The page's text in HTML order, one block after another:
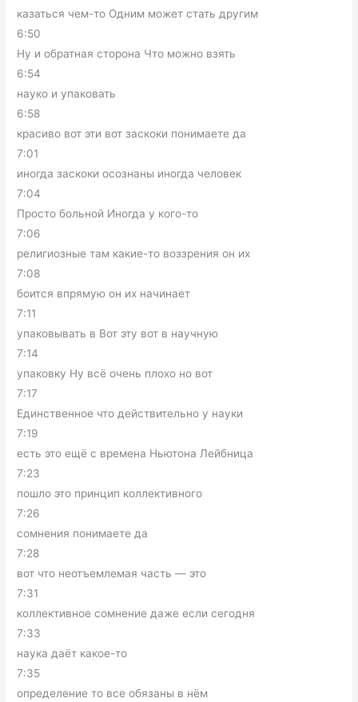
казаться чем-то Одним может стать другим
6:50
Ну и обратная сторона Что можно взять
6:54
науко и упаковать
6:58
красиво вот эти вот заскоки понимаете да
7:01
иногда заскоки осознаны иногда человек
7:04
Просто больной Иногда у кого-то
7:06
религиозные там какие-то воззрения он их
7:08
боится впрямую он их начинает
7:11
упаковывать в Вот эту вот в научную
7:14
упаковку Ну всё очень плохо но вот
7:17
Единственное что действительно у науки
7:19
есть это ещё с времена Ньютона Лейбница
7:23
пошло это принцип коллективного
7:26
сомнения понимаете да
7:28
вот что неотъемлемая часть — это
7:31
коллективное сомнение даже если сегодня
7:33
наука даёт какое-то
7:35
определение то все обязаны в нём